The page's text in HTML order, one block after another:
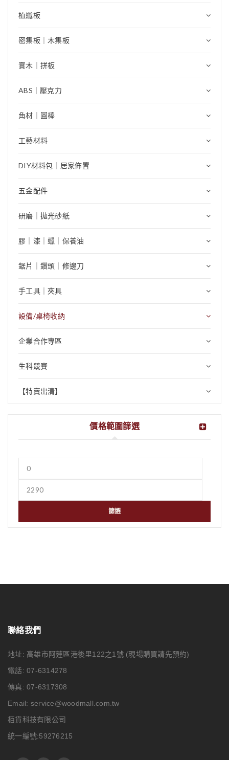
植纖板
密集板｜木集板
實木｜拼板
ABS｜壓克力
角材｜圓棒
工藝材料
DIY材料包｜居家佈置
五金配件
研磨｜拋光砂紙
膠｜漆｜蠟｜保養油
鋸片｜鑽頭｜修邊刀
手工具｜夾具
設備/桌椅收納
企業合作專區
生科競賽
【特賣出清】
價格範圍篩選
篩選
聯絡我們
地址: 高雄市阿蓮區港後里122之1號 (現場購買請先預約)
電話: 07-6314278
傳真: 07-6317308
Email: service@woodmall.com.tw
栢貨科技有限公司
統一編號:59276215